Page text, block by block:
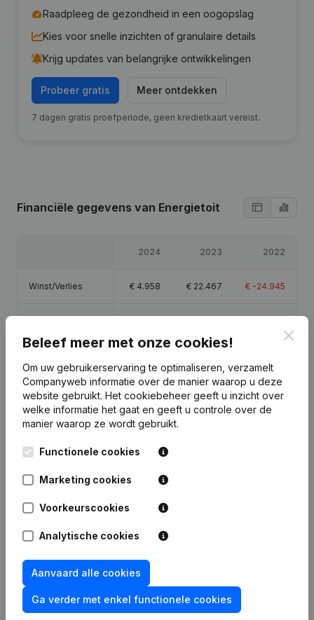
Raadpleeg de gezondheid in een oogopslag
Kies voor snelle inzichten of granulaire details
Krijg updates van belangrijke ontwikkelingen
Probeer gratis Meer ontdekken
7 dagen gratis proefperiode, geen kredietkaart vereist.
Financiële gegevens van Energietoit
2024 2023 2022
Winst/Verlies € 4.958 € 22.467 € -24.945
Personeel 1,5
Publicaties van Energietoit
Datum Publicatie
22-07-2022
Rechtspersoon, Opening Bijkantoor,
enz...)
Beleef meer met onze cookies!
Om uw gebruikerservaring te optimaliseren, verzamelt
Companyweb informatie over de manier waarop u deze
website gebruikt. Het cookiebeheer geeft u inzicht over
welke informatie het gaat en geeft u controle over de
manier waarop ze wordt gebruikt.
Functionele cookies
Marketing cookies
Voorkeurscookies
Analytische cookies
Aanvaard alle cookies
Ga verder met enkel functionele cookies